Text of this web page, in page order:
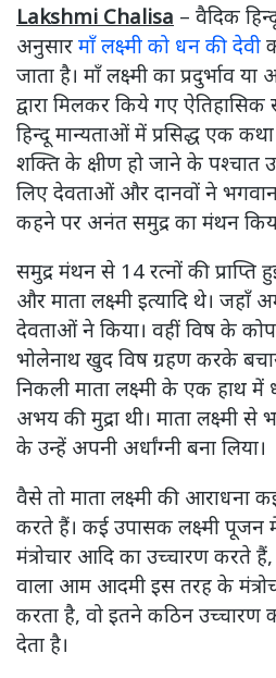
Lakshmi Chalisa – वैदिक
अनुसार माँ लक्ष्मी को धन की देवी
जाता है। माँ लक्ष्मी का प्रदुर्भाव
द्वारा मिलकर किये गए
हिन्दू मान्यताओं में प्रसिद्ध एक
शक्ति के क्षीण हो जाने के पश्चात
लिए देवताओं और दानवों ने भगवान
कहने पर अनंत समुद्र का मंथन
समुद्र मंथन से 14 रत्नों की
और माता लक्ष्मी इत्यादि थे।
देवताओं ने किया। वहीं विष के
भोलेनाथ खुद विष ग्रहण करके
निकली माता लक्ष्मी के एक
अभय की मुद्रा थी। माता लक्ष्मी
के उन्हें अपनी अर्धांग्नी बना लिया।
वैसे तो माता लक्ष्मी की
करते हैं। कई उपासक लक्ष्मी पूजन
मंत्रोचार आदि का उच्चारण करते
वाला आम आदमी इस तरह के
करता है, वो इतने कठिन
देता है।